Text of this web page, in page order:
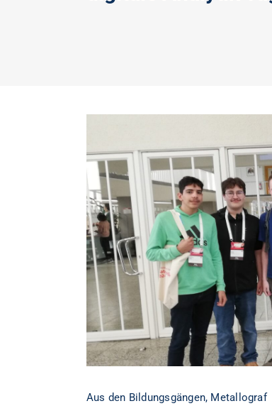
Aus den Bildungsgängen, Metallograf